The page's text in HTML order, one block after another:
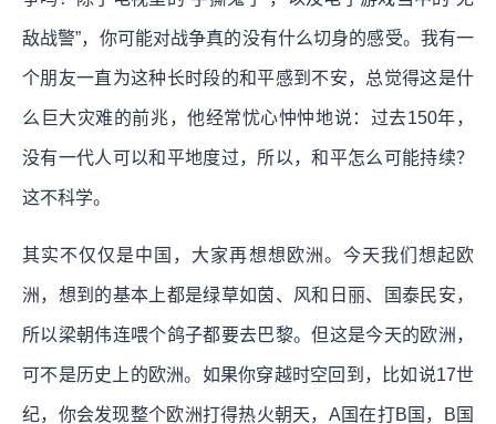
敌战警”，你可能对战争真的没有什么切身的感受。我有一
个朋友一直为这种长时段的和平感到不安，总觉得这是什
么巨大灾难的前兆，他经常忧心忡忡地说：过去150年，
没有一代人可以和平地度过，所以，和平怎么可能持续？
这不科学。
其实不仅仅是中国，大家再想想欧洲。今天我们想起欧
洲，想到的基本上都是绿草如茵、风和日丽、国泰民安，
所以梁朝伟连喂个鸽子都要去巴黎。但这是今天的欧洲，
可不是历史上的欧洲。如果你穿越时空回到，比如说17世
纪，你会发现整个欧洲打得热火朝天，A国在打B国，B国